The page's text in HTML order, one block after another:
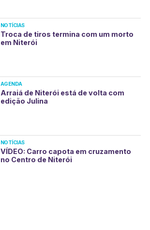
NOTÍCIAS
Troca de tiros termina com um morto
em Niterói
AGENDA
Arraiá de Niterói está de volta com
edição Julina
NOTÍCIAS
VÍDEO: Carro capota em cruzamento
no Centro de Niterói